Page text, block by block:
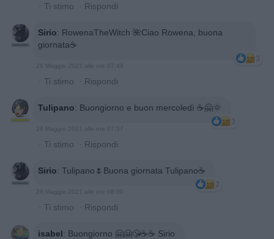
· Ti stimo · Rispondi
Sirio: RowenaTheWitch 🌺Ciao Rowena, buona
giornata☕
3
26 Maggio 2021 alle ore 07:49
· Ti stimo · Rispondi
Tulipano: Buongiorno e buon mercoledì ☕🤗🌞
3
26 Maggio 2021 alle ore 07:57
· Ti stimo · Rispondi
Sirio: Tulipano🌷Buona giornata Tulipano☕
2
26 Maggio 2021 alle ore 08:00
· Ti stimo · Rispondi
isabel: Buongiorno 🤗🤗😘☕️☕️ Sirio